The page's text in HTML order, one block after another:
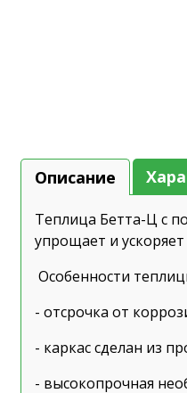
Описание
Теплица Бетта-Ц с
упрощает и ускоряет
Особенности
- отсрочка от
- каркас сделан из
- высокопрочная